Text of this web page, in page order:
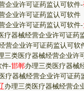
企业许可证药监认可软件-
企业许可证药监认可软件
企业许可证药监认可软件-
疗器械经营企业许可证药
营企业许可证药监认可软
三类医疗器械经营企业许
件-邯郸办理三类医疗器械
疗器械经营企业许可证药
办理三类医疗器械经营企